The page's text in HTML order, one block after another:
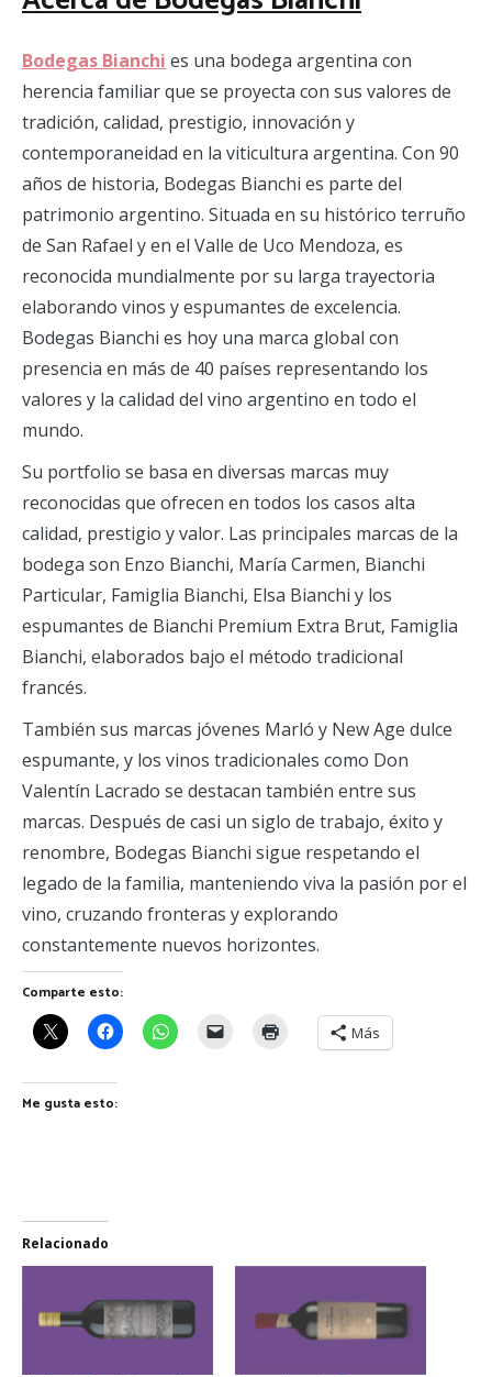
Bodegas Bianchi es una bodega argentina con
herencia familiar que se proyecta con sus valores de
tradición, calidad, prestigio, innovación y
contemporaneidad en la viticultura argentina. Con 90
años de historia, Bodegas Bianchi es parte del
patrimonio argentino. Situada en su histórico terruño
de San Rafael y en el Valle de Uco Mendoza, es
reconocida mundialmente por su larga trayectoria
elaborando vinos y espumantes de excelencia.
Bodegas Bianchi es hoy una marca global con
presencia en más de 40 países representando los
valores y la calidad del vino argentino en todo el
mundo.
Su portfolio se basa en diversas marcas muy
reconocidas que ofrecen en todos los casos alta
calidad, prestigio y valor. Las principales marcas de la
bodega son Enzo Bianchi, María Carmen, Bianchi
Particular, Famiglia Bianchi, Elsa Bianchi y los
espumantes de Bianchi Premium Extra Brut, Famiglia
Bianchi, elaborados bajo el método tradicional
francés.
También sus marcas jóvenes Marló y New Age dulce
espumante, y los vinos tradicionales como Don
Valentín Lacrado se destacan también entre sus
marcas. Después de casi un siglo de trabajo, éxito y
renombre, Bodegas Bianchi sigue respetando el
legado de la familia, manteniendo viva la pasión por el
vino, cruzando fronteras y explorando
constantemente nuevos horizontes.
Comparte esto:
Más
Me gusta esto:
Relacionado